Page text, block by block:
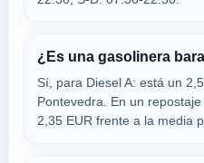
Poligono Pol. Ind. A Granxa,
PORRIÑO (O),
36311
¿Es una gasolinera
Sí, para Diesel A: está un
Pontevedra. En un
2,35 EUR frente a la media